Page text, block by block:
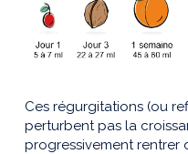
Ces régurgitations (ou
perturbent pas la
progressivement rentrer